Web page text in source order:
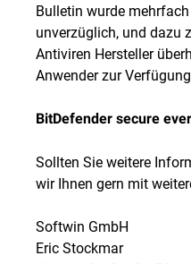
Bulletin wurde
unverzüglich, und dazu
Antiviren Hersteller
Anwender zur
BitDefender secure
Sollten Sie weitere
wir Ihnen gern mit
Softwin GmbH
Eric Stockmar